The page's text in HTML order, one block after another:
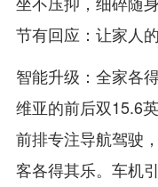
节有回应：让家人
智能升级：全家各
维亚的前后双15.6
前排专注导航驾驶
客各得其乐。车机